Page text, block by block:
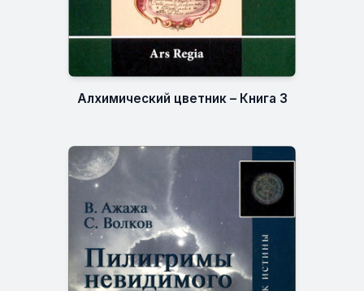
Алхимический цветник – Книга 3